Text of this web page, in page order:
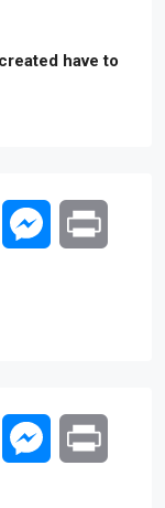
have to
Email Messenger
Email Messenger